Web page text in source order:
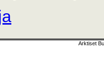
Arktiset